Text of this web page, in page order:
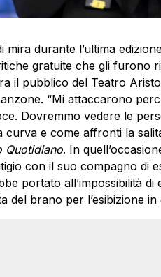
mira durante l’ultima
gratuite che gli furono
il pubblico del Teatro
“Mi attaccarono
Dovremmo vedere le
curva e come affronti la
Quotidiano. In
con il suo compagno di
portato all’impossibilità
del brano per l’esibizione in